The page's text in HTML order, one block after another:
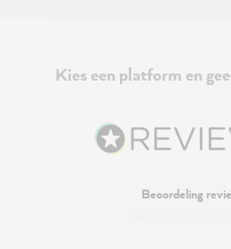
Kies een platform en
Beoordeling